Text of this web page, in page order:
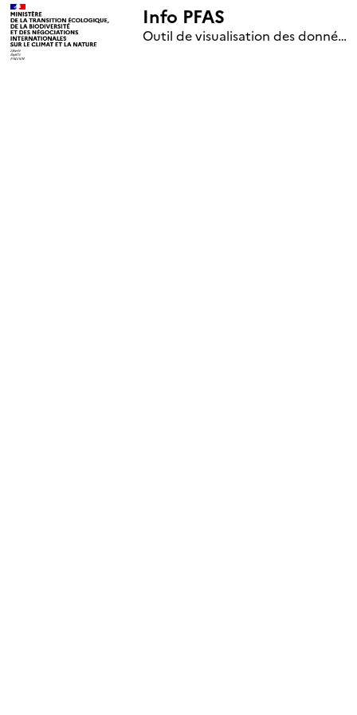
Info PFAS
Outil de visualisation des données nationales de surveillance des substances PFAS (mise à jour le 1er jour de chaque mois)
+
–